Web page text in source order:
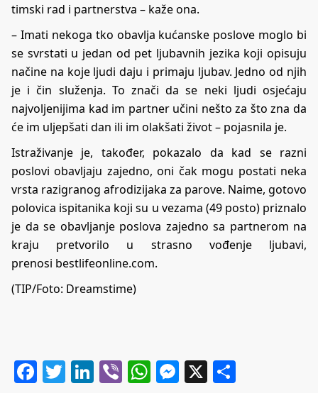
timski rad i partnerstva – kaže ona.
– Imati nekoga tko obavlja kućanske poslove moglo bi
se svrstati u jedan od pet ljubavnih jezika koji opisuju
načine na koje ljudi daju i primaju ljubav. Jedno od njih
je i čin služenja. To znači da se neki ljudi osjećaju
najvoljenijima kad im partner učini nešto za što zna da
će im uljepšati dan ili im olakšati život – pojasnila je.
Istraživanje je, također, pokazalo da kad se razni
poslovi obavljaju zajedno, oni čak mogu postati neka
vrsta razigranog afrodizijaka za parove. Naime, gotovo
polovica ispitanika koji su u vezama (49 posto) priznalo
je da se obavljanje poslova zajedno sa partnerom na
kraju pretvorilo u strasno vođenje ljubavi,
prenosi bestlifeonline.com.
(TIP/Foto: Dreamstime)
Facebook
Twitter
LinkedIn
ViberWhatsApp
Messenger
X